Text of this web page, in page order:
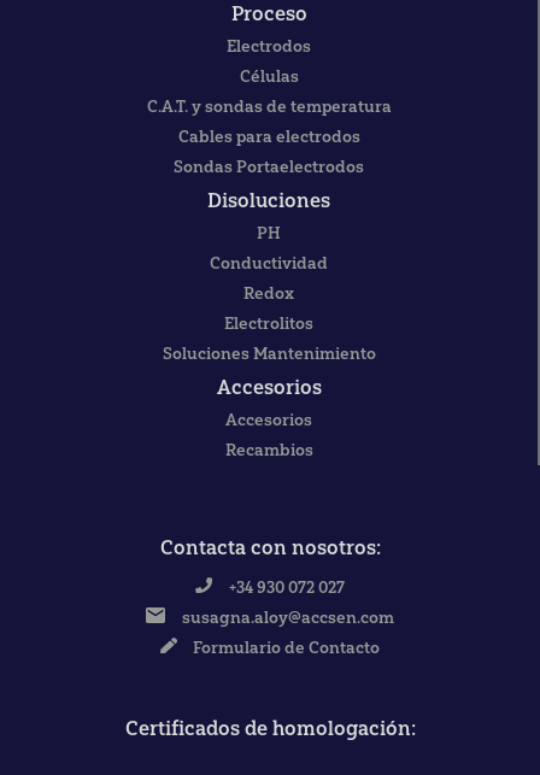
Proceso
Electrodos
Células
C.A.T. y sondas de temperatura
Cables para electrodos
Sondas Portaelectrodos
Disoluciones
PH
Conductividad
Redox
Electrolitos
Soluciones Mantenimiento
Accesorios
Accesorios
Recambios
Contacta con nosotros:
+34 930 072 027
susagna.aloy@accsen.com
Formulario de Contacto
Certificados de homologación: